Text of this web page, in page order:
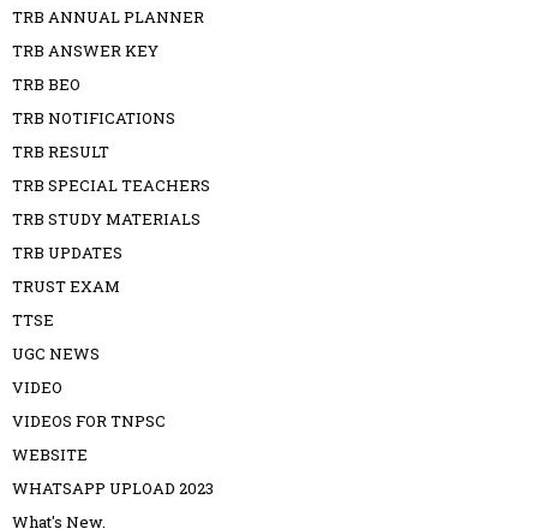
TRB ANNUAL PLANNER
TRB ANSWER KEY
TRB BEO
TRB NOTIFICATIONS
TRB RESULT
TRB SPECIAL TEACHERS
TRB STUDY MATERIALS
TRB UPDATES
TRUST EXAM
TTSE
UGC NEWS
VIDEO
VIDEOS FOR TNPSC
WEBSITE
WHATSAPP UPLOAD 2023
What's New.